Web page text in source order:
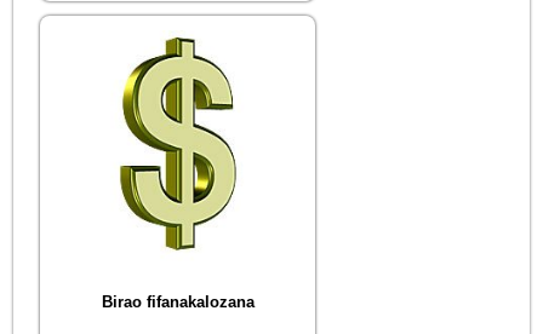
Birao fifanakalozana